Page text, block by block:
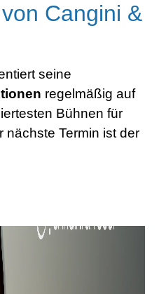
Cangini &
seine
regelmäßig auf
Bühnen für
nächste Termin ist der